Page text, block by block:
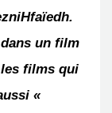
un film
films qui
«